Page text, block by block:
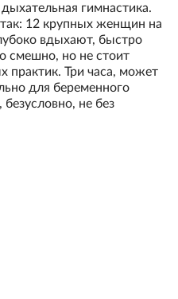
гимнастика.
12 крупных женщин на
вдыхают, быстро
смешно, но не стоит
практик. Три часа, может
для беременного
не без